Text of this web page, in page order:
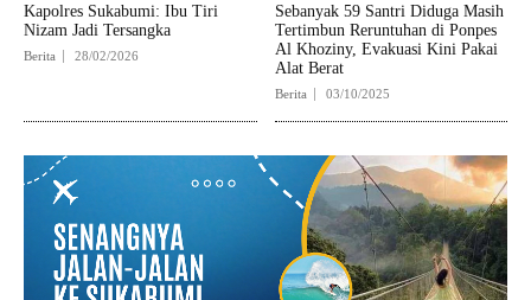
Kapolres Sukabumi: Ibu Tiri
Nizam Jadi Tersangka
Berita 28/02/2026
Sebanyak 59 Santri Diduga Masih
Tertimbun Reruntuhan di Ponpes
Al Khoziny, Evakuasi Kini Pakai
Alat Berat
Berita 03/10/2025